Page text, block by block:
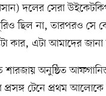
দলের সেরা
ছিল না, তারপরও সে
কার, এটা আমাদের জানা
অনুষ্ঠিত
প্রসঙ্গ টেনে প্রথম